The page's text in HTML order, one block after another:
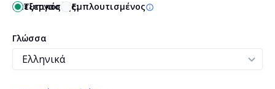
Επεξεργαστής:
Τυπικός Εμπλουτισμένος
Γλώσσα